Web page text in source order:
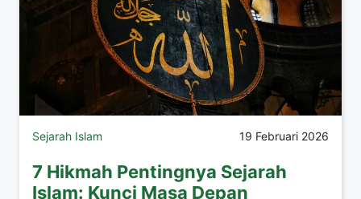
Sejarah Islam 19 Februari 2026
7 Hikmah Pentingnya Sejarah
Islam: Kunci Masa Depan